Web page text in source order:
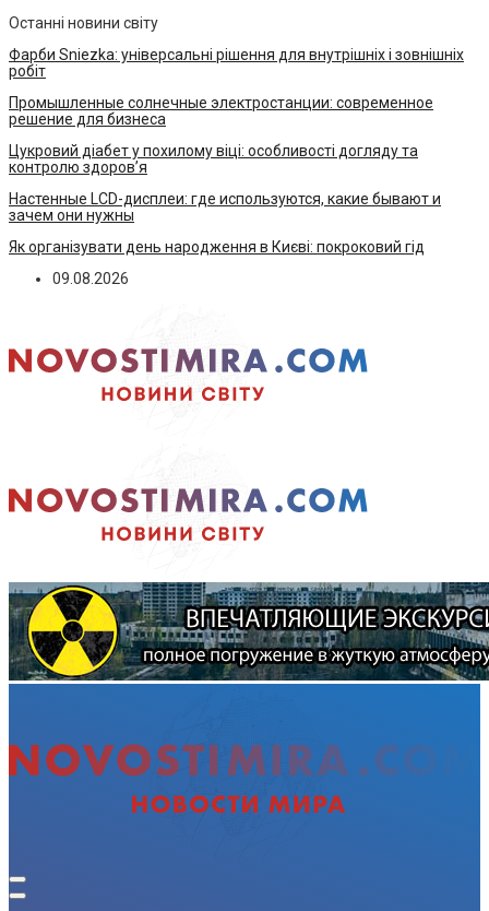
Останні новини світу
Фарби Sniezka: універсальні рішення для внутрішніх і зовнішніх
робіт
Промышленные солнечные электростанции: современное
решение для бизнеса
Цукровий діабет у похилому віці: особливості догляду та
контролю здоров’я
Настенные LCD-дисплеи: где используются, какие бывают и
зачем они нужны
Як організувати день народження в Києві: покроковий гід
09.08.2026